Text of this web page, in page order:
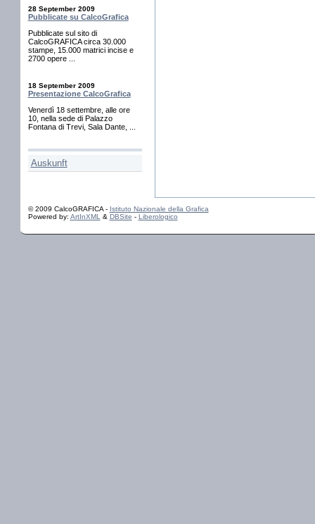
28 September 2009
Pubblicate su CalcoGrafica
Pubblicate sul sito di
CalcoGRAFICA circa 30.000
stampe, 15.000 matrici incise e
2700 opere ...
18 September 2009
Presentazione CalcoGrafica
Venerdì 18 settembre, alle ore
10, nella sede di Palazzo
Fontana di Trevi, Sala Dante, ...
Auskunft
© 2009 CalcoGRAFICA - Istituto Nazionale della Grafica
Powered by: ArtInXML& DBSite - Liberologico